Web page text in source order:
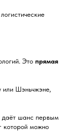
Это прямая
или Шэньчжэне,
даёт шанс первым
которой можно